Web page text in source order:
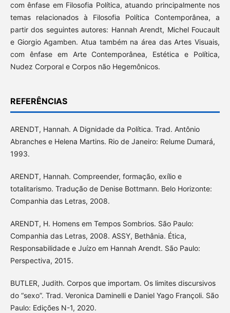
com ênfase em Filosofia Política, atuando principalmente nos
temas relacionados à Filosofia Política Contemporânea, a
partir dos seguintes autores: Hannah Arendt, Michel Foucault
e Giorgio Agamben. Atua também na área das Artes Visuais,
com ênfase em Arte Contemporânea, Estética e Política,
Nudez Corporal e Corpos não Hegemônicos.
REFERÊNCIAS
ARENDT, Hannah. A Dignidade da Política. Trad. Antônio
Abranches e Helena Martins. Rio de Janeiro: Relume Dumará,
1993.
ARENDT, Hannah. Compreender, formação, exílio e
totalitarismo. Tradução de Denise Bottmann. Belo Horizonte:
Companhia das Letras, 2008.
ARENDT, H. Homens em Tempos Sombrios. São Paulo:
Companhia das Letras, 2008. ASSY, Bethânia. Ética,
Responsabilidade e Juízo em Hannah Arendt. São Paulo:
Perspectiva, 2015.
BUTLER, Judith. Corpos que importam. Os limites discursivos
do “sexo”. Trad. Veronica Daminelli e Daniel Yago Françoli. São
Paulo: Edições N-1, 2020.